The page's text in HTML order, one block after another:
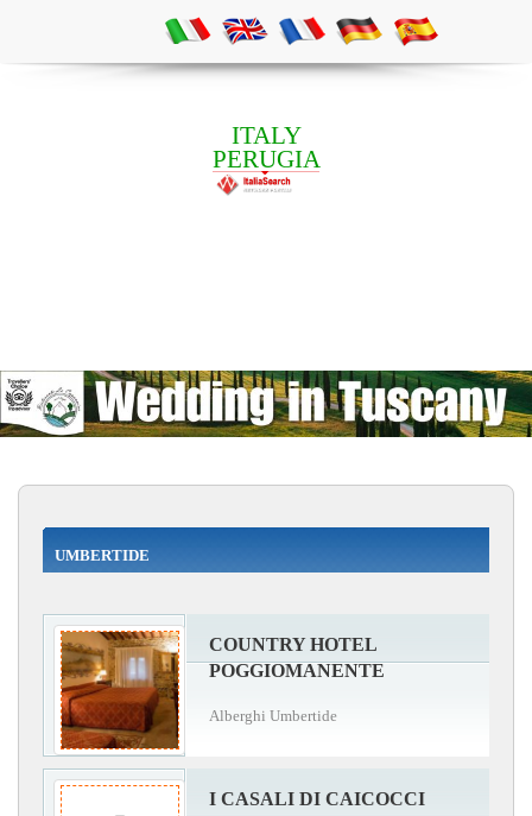
ITALY
PERUGIA
UMBERTIDE
COUNTRY HOTEL
POGGIOMANENTE
Alberghi Umbertide
I CASALI DI CAICOCCI